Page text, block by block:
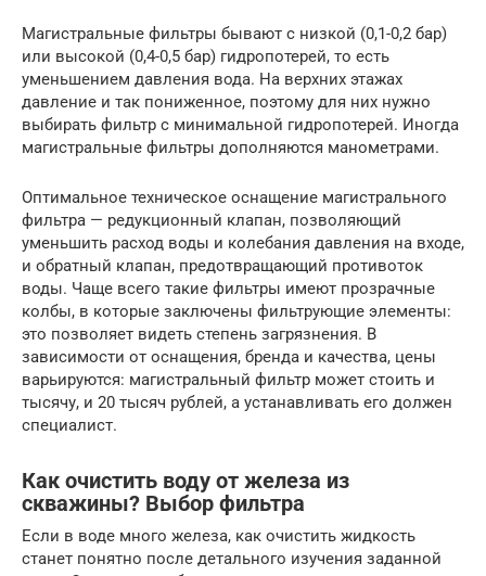
Магистральные фильтры бывают с низкой (0,1-0,2 бар)
или высокой (0,4-0,5 бар) гидропотерей, то есть
уменьшением давления вода. На верхних этажах
давление и так пониженное, поэтому для них нужно
выбирать фильтр с минимальной гидропотерей. Иногда
магистральные фильтры дополняются манометрами.
Оптимальное техническое оснащение магистрального
фильтра — редукционный клапан, позволяющий
уменьшить расход воды и колебания давления на входе,
и обратный клапан, предотвращающий противоток
воды. Чаще всего такие фильтры имеют прозрачные
колбы, в которые заключены фильтрующие элементы:
это позволяет видеть степень загрязнения. В
зависимости от оснащения, бренда и качества, цены
варьируются: магистральный фильтр может стоить и
тысячу, и 20 тысяч рублей, а устанавливать его должен
специалист.
Как очистить воду от железа из
скважины? Выбор фильтра
Если в воде много железа, как очистить жидкость
станет понятно после детального изучения заданной